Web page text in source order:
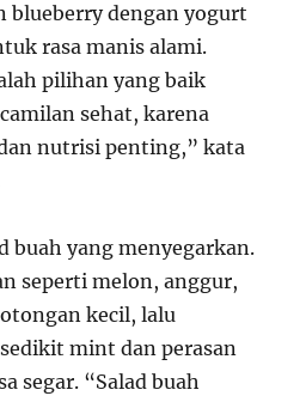
blueberry dengan yogurt
rasa manis alami.
pilihan yang baik
sehat, karena
nutrisi penting,” kata
buah yang menyegarkan.
seperti melon, anggur,
kecil, lalu
mint dan perasan
segar. “Salad buah